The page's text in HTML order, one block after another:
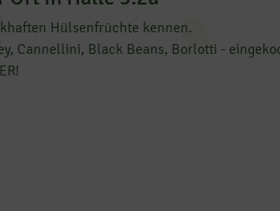
Hülsenfrüchte kennen.
Cannellini, Black Beans, Borlotti -